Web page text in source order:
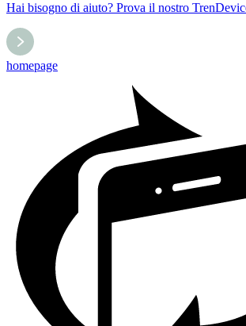
Hai bisogno di aiuto? Prova il nostro
homepage